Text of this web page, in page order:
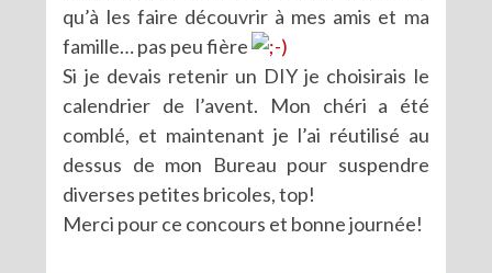
qu’à les faire découvrir à mes amis et ma
famille… pas peu fière
Si je devais retenir un DIY je choisirais le
calendrier de l’avent. Mon chéri a été
comblé, et maintenant je l’ai réutilisé au
dessus de mon Bureau pour suspendre
diverses petites bricoles, top!
Merci pour ce concours et bonne journée!